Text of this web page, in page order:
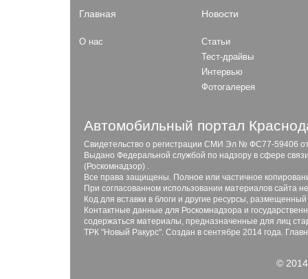
Главная
О нас
Новости
Статьи
Тест-драйвы
Интервью
Фотогалерея
Автомобильный портал
Свидетельство о регистрации СМИ Эл № ФС77-59406 от
Выдано Федеральной службой по надзору в сфере
(Роскомнадзор) .
Все права защищены. Полное или частичное
При согласованном использовании материалов сайта
Код для вставки в блоги и другие ресурсы,
Контактные данные для Роскомнадзора и
содержаться материалы, предназначенные для лиц
ТРК "Новый Ракурс". Создан в сентябре 2014 года.
©